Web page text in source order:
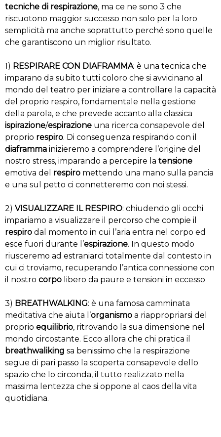
tecniche di respirazione, ma ce ne sono 3 che
riscuotono maggior successo non solo per la loro
semplicità ma anche soprattutto perché sono quelle
che garantiscono un miglior risultato.
1) RESPIRARE CON DIAFRAMMA: è una tecnica che
imparano da subito tutti coloro che si avvicinano al
mondo del teatro per iniziare a controllare la capacità
del proprio respiro, fondamentale nella gestione
della parola, e che prevede accanto alla classica
ispirazione/espirazione una ricerca consapevole del
proprio respiro. Di conseguenza respirando con il
diaframma inizieremo a comprendere l’origine del
nostro stress, imparando a percepire la tensione
emotiva del respiro mettendo una mano sulla pancia
e una sul petto ci connetteremo con noi stessi.
2) VISUALIZZARE IL RESPIRO: chiudendo gli occhi
impariamo a visualizzare il percorso che compie il
respiro dal momento in cui l’aria entra nel corpo ed
esce fuori durante l’espirazione. In questo modo
riusceremo ad estraniarci totalmente dal contesto in
cui ci troviamo, recuperando l’antica connessione con
il nostro corpo libero da paure e tensioni in eccesso
3) BREATHWALKING: è una famosa camminata
meditativa che aiuta l’organismo a riappropriarsi del
proprio equilibrio, ritrovando la sua dimensione nel
mondo circostante. Ecco allora che chi pratica il
breathwaliking sa benissimo che la respirazione
segue di pari passo la scoperta consapevole dello
spazio che lo circonda, il tutto realizzato nella
massima lentezza che si oppone al caos della vita
quotidiana.